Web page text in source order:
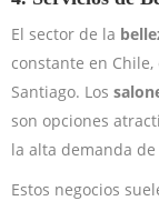
El sector de la
constante en
Santiago. Los
son opciones
la alta demanda
Estos negocios